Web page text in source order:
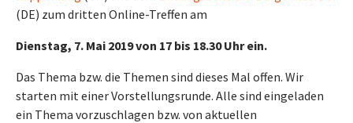
(DE) zum dritten Online-Treffen am
Dienstag, 7. Mai 2019 von 17 bis 18.30 Uhr ein.
Das Thema bzw. die Themen sind dieses Mal offen. Wir
starten mit einer Vorstellungsrunde. Alle sind eingeladen
ein Thema vorzuschlagen bzw. von aktuellen